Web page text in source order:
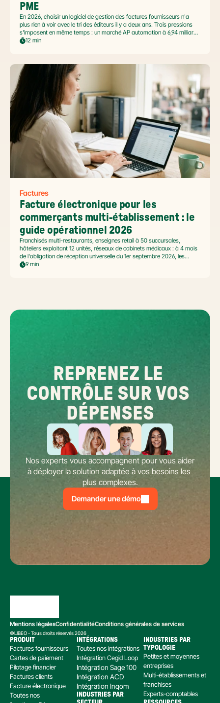
PME
En 2026, choisir un logiciel de gestion des factures fournisseurs n'a
plus rien à voir avec le tri des éditeurs il y a deux ans. Trois pressions
s'imposent en même temps : un marché AP automation à 6,94 milliards
USD en pleine accélération, une réforme facture électronique 2026 qui
de traitement, selon Forrester 2026). Ce comparatif passe en revue 8
outils pertinents pour les PME françaises et le positionnement de Libeo
dans ce paysage en mouvement.
12 min
Factures
Facture électronique pour les
commerçants multi-établissement : le
guide opérationnel 2026
Franchisés multi-restaurants, enseignes retail à 50 succursales,
hôteliers exploitant 12 unités, réseaux de cabinets médicaux : à 4 mois
de l'obligation de réception universelle du 1er septembre 2026, les
commerçants multi-établissement ont un défi spécifique. Ce guide
9 min
REPRENEZ LE
CONTRÔLE SUR VOS
DÉPENSES
Nos experts vous accompagnent pour vous aider
à déployer la solution adaptée à vos besoins les
plus complexes.
Demander une démo
Mentions légalesConfidentialitéConditions générales de services
©LIBEO - Tous droits réservés 2026
PRODUIT
Factures fournisseurs
Cartes de paiement
Pilotage financier
Factures clients
Facture électronique
Toutes nos
INTÉGRATIONS
Toutes nos intégrations
Intégration Cegid Loop
Intégration Sage 100
Intégration ACD
Intégration Inqom
INDUSTRIES PAR
INDUSTRIES PAR
TYPOLOGIE
Petites et moyennes
entreprises
Multi-établissements et
franchises
Experts-comptables